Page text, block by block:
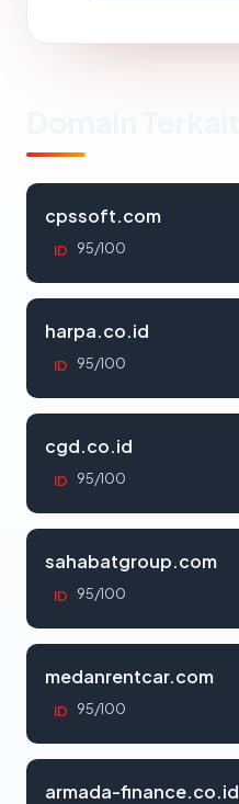
cpssoft.com
ID 95/100
harpa.co.id
ID 95/100
cgd.co.id
ID 95/100
sahabatgroup.com
ID 95/100
medanrentcar.com
ID 95/100
armada-finance.co.id